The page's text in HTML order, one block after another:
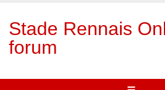
Stade Rennais
forum